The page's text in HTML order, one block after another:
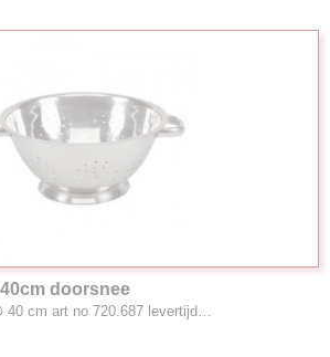
doorsnee
cm art no 720.687 levertijd…